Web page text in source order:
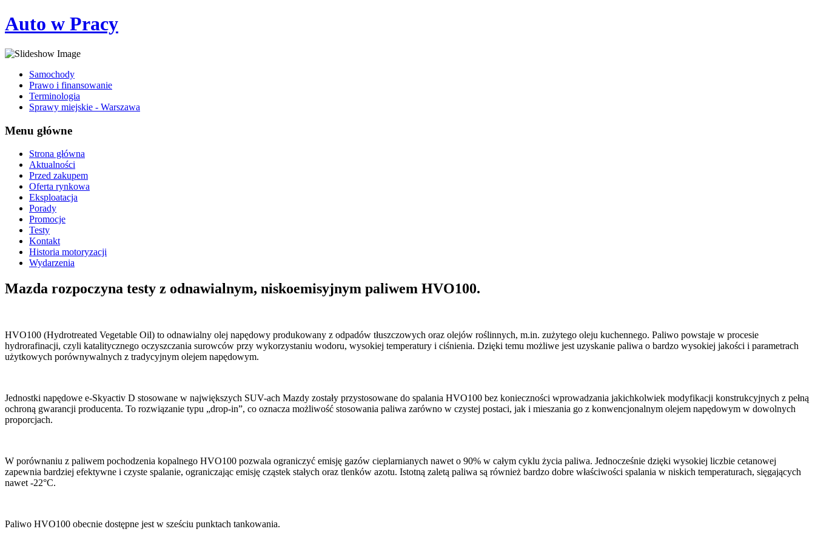
Auto w Pracy
Samochody
Prawo i finansowanie
Terminologia
Sprawy miejskie - Warszawa
Menu główne
Strona główna
Aktualności
Przed zakupem
Oferta rynkowa
Eksploatacja
Porady
Promocje
Testy
Kontakt
Historia motoryzacji
Wydarzenia
Mazda rozpoczyna testy z odnawialnym, niskoemisyjnym paliwem HVO100.
HVO100 (Hydrotreated Vegetable Oil) to odnawialny olej napędowy produkowany z odpadów tłuszczowych oraz olejów roślinnych, m.in. zużytego oleju kuchennego. Paliwo powstaje w procesie
hydrorafinacji, czyli katalitycznego oczyszczania surowców przy wykorzystaniu wodoru, wysokiej temperatury i ciśnienia. Dzięki temu możliwe jest uzyskanie paliwa o bardzo wysokiej jakości i parametrach
użytkowych porównywalnych z tradycyjnym olejem napędowym.
Jednostki napędowe e-Skyactiv D stosowane w największych SUV-ach Mazdy zostały przystosowane do spalania HVO100 bez konieczności wprowadzania jakichkolwiek modyfikacji konstrukcyjnych z pełną
ochroną gwarancji producenta. To rozwiązanie typu „drop-in”, co oznacza możliwość stosowania paliwa zarówno w czystej postaci, jak i mieszania go z konwencjonalnym olejem napędowym w dowolnych
proporcjach.
W porównaniu z paliwem pochodzenia kopalnego HVO100 pozwala ograniczyć emisję gazów cieplarnianych nawet o 90% w całym cyklu życia paliwa. Jednocześnie dzięki wysokiej liczbie cetanowej
zapewnia bardziej efektywne i czyste spalanie, ograniczając emisję cząstek stałych oraz tlenków azotu. Istotną zaletą paliwa są również bardzo dobre właściwości spalania w niskich temperaturach, sięgających
nawet -22°C.
Paliwo HVO100 obecnie dostępne jest w sześciu punktach tankowania.